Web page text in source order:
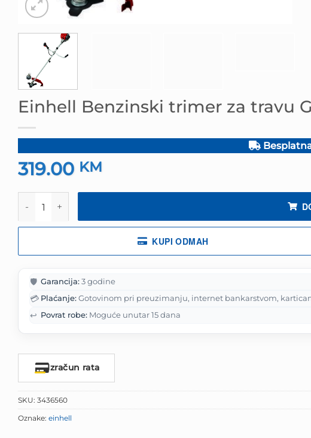
Einhell Benzinski trimer za travu
319.00 KM
KUPI ODMAH
🛡️ Garancija:3 godine
💳 Plaćanje:Gotovinom pri preuzimanju, internet bankarstvom,
↩️ Povrat robe: Moguće unutar 15 dana
Izračun rata
SKU: 3436560
Oznake: einhell